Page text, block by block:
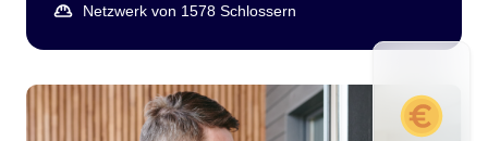
Netzwerk von 1578 Schlossern